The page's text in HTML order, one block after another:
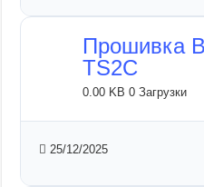
Прошивка
TS2C
0.00 KB0 Загрузки
25/12/2025